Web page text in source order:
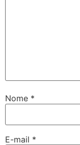
Nome *
E-mail *